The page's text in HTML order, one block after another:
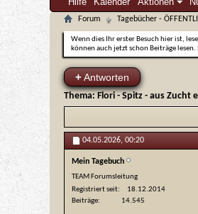
Forum Tagebücher -
Wenn dies Ihr erster Besuch hier ist,
können auch jetzt schon Beiträge lesen.
+Antworten
Thema: Flori - Spitz - aus Zucht
04.05.2026, 00:20
Mein Tagebuch
TEAM Forumsleitung
Registriert seit
18.12.2014
Beiträge
14.545